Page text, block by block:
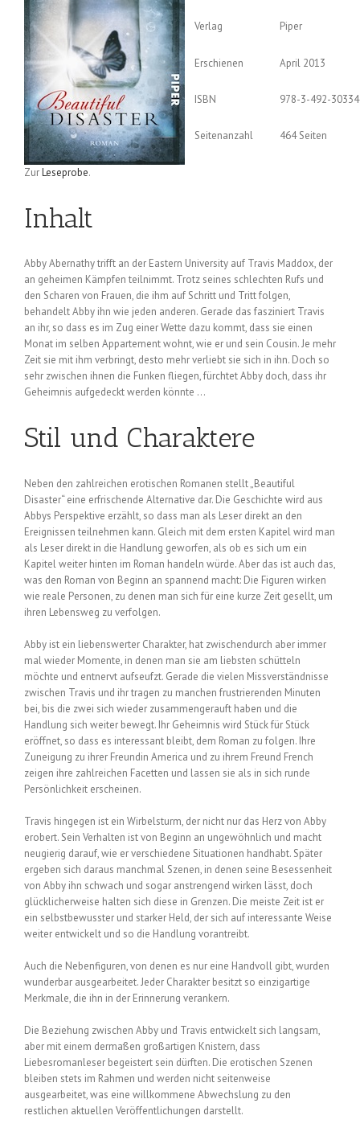
Verlag Piper
Erschienen April 2013
ISBN 978-3-492-
Seitenanzahl 464 Seiten
ZurLeseprobe.
Inhalt
Abby Abernathy trifft an der Eastern University auf Travis Maddox, der
an geheimen Kämpfen teilnimmt. Trotz seines schlechten Rufs und
den Scharen von Frauen, die ihm auf Schritt und Tritt folgen,
behandelt Abby ihn wie jeden anderen. Gerade das fasziniert Travis
an ihr, so dass es im Zug einer Wette dazu kommt, dass sie einen
Monat im selben Appartement wohnt, wie er und sein Cousin. Je mehr
Zeit sie mit ihm verbringt, desto mehr verliebt sie sich in ihn. Doch so
sehr zwischen ihnen die Funken fliegen, fürchtet Abby doch, dass ihr
Geheimnis aufgedeckt werden könnte …
Stil und Charaktere
Neben den zahlreichen erotischen Romanen stellt „Beautiful
Disaster“ eine erfrischende Alternative dar. Die Geschichte wird aus
Abbys Perspektive erzählt, so dass man als Leser direkt an den
Ereignissen teilnehmen kann. Gleich mit dem ersten Kapitel wird man
als Leser direkt in die Handlung geworfen, als ob es sich um ein
Kapitel weiter hinten im Roman handeln würde. Aber das ist auch das,
was den Roman von Beginn an spannend macht: Die Figuren wirken
wie reale Personen, zu denen man sich für eine kurze Zeit gesellt, um
ihren Lebensweg zu verfolgen.
Abby ist ein liebenswerter Charakter, hat zwischendurch aber immer
mal wieder Momente, in denen man sie am liebsten schütteln
möchte und entnervt aufseufzt. Gerade die vielen Missverständnisse
zwischen Travis und ihr tragen zu manchen frustrierenden Minuten
bei, bis die zwei sich wieder zusammengerauft haben und die
Handlung sich weiter bewegt. Ihr Geheimnis wird Stück für Stück
eröffnet, so dass es interessant bleibt, dem Roman zu folgen. Ihre
Zuneigung zu ihrer Freundin America und zu ihrem Freund French
zeigen ihre zahlreichen Facetten und lassen sie als in sich runde
Persönlichkeit erscheinen.
Travis hingegen ist ein Wirbelsturm, der nicht nur das Herz von Abby
erobert. Sein Verhalten ist von Beginn an ungewöhnlich und macht
neugierig darauf, wie er verschiedene Situationen handhabt. Später
ergeben sich daraus manchmal Szenen, in denen seine Besessenheit
von Abby ihn schwach und sogar anstrengend wirken lässt, doch
glücklicherweise halten sich diese in Grenzen. Die meiste Zeit ist er
ein selbstbewusster und starker Held, der sich auf interessante Weise
weiter entwickelt und so die Handlung vorantreibt.
Auch die Nebenfiguren, von denen es nur eine Handvoll gibt, wurden
wunderbar ausgearbeitet. Jeder Charakter besitzt so einzigartige
Merkmale, die ihn in der Erinnerung verankern.
Die Beziehung zwischen Abby und Travis entwickelt sich langsam,
aber mit einem dermaßen großartigen Knistern, dass
Liebesromanleser begeistert sein dürften. Die erotischen Szenen
bleiben stets im Rahmen und werden nicht seitenweise
ausgearbeitet, was eine willkommene Abwechslung zu den
restlichen aktuellen Veröffentlichungen darstellt.